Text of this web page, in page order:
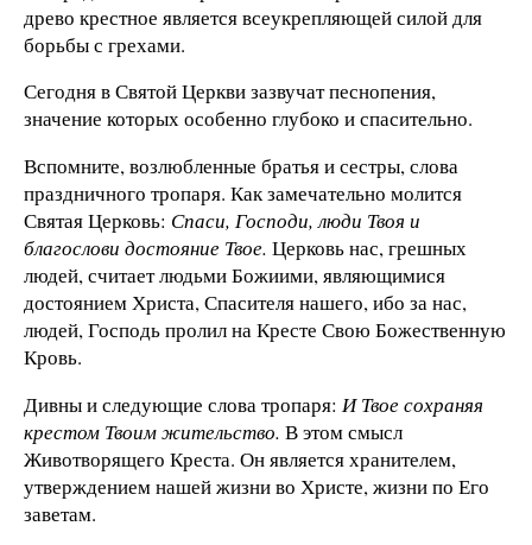
древо крестное является всеукрепляющей силой для
борьбы с гре­хами.
Сегодня в Святой Церкви зазвучат песнопения,
значение которых осо­бенно глубоко и спасительно.
Вспомните, возлюбленные братья и сестры, слова
праздничного тропаря. Как замечательно молится
Святая Церковь: Спаси, Господи, люди Твоя и
благослови достояние Твое. Церковь нас, грешных
людей, счи­тает людьми Божиими, являющими­ся
достоянием Христа, Спасителя нашего, ибо за нас,
людей, Господь пролил на Кресте Свою Божественную
Кровь.
Дивны и следующие слова тропаря: И Твое сохраняя
крестом Твоим жи­тельство. В этом смысл
Животворяще­го Креста. Он является храните­лем,
утверждением нашей жизни во Христе, жизни по Его
заветам.